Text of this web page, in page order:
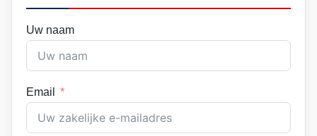
Uw naam
Email